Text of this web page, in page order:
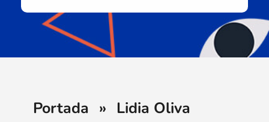
Portada » Lidia Oliva